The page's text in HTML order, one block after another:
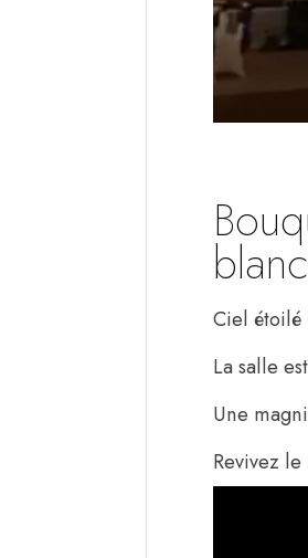
Ciel
La salle
Une
Revivez